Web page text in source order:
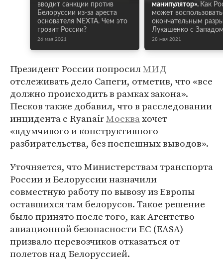
вводит санкции против
Белоруссии из-за ареста
основателя NEXTA. Чем это
грозит России?
26 мая 2021
манипулятор». Как
может
окончательным
Лукашенко с
28 мая 2021
Президент России попросилМИД
отслеживать дело Сапеги, отметив, что «все
должно происходить в рамках закона».
Песков также добавил, что в расследовании
инцидента с RyanairМосквахочет
«вдумчивого и конструктивного
разбирательства, без поспешных выводов».
Уточняется, что Министерствам транспорта
России и Белоруссии назначили
совместную работу по вывозу из Европы
оставшихся там белорусов. Такое решение
было принято после того, как Агентство
авиационной безопасности ЕС (EASA)
призвало перевозчиков отказаться от
полетов над Белоруссией.